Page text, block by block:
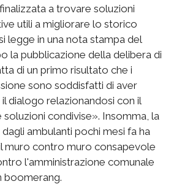
a trovare soluzioni
utili a migliorare lo storico
legge in una nota stampa del
la pubblicazione della delibera di
di un primo risultato che i
sono soddisfatti di aver
dialogo relazionandosi con il
condivise». Insomma, la
ambulanti pochi mesi fa ha
muro contro muro consapevole
l'amministrazione comunale
boomerang.